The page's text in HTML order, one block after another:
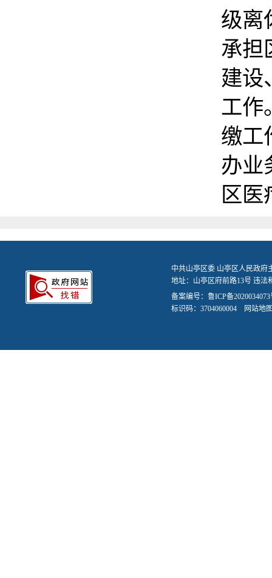
级离
承担
建设
工作
缴工
办业
区医
中共山亭区委 山亭区人民政府
地址：山亭区府前路13号 违法
备案编号： 鲁ICP备
标识码：3704060004 网站地